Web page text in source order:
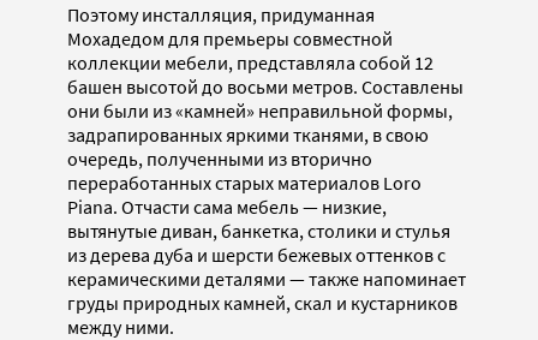
Поэтому инсталляция, придуманная
Мохадедом для премьеры совместной
коллекции мебели, представляла собой 12
башен высотой до восьми метров. Составлены
они были из «камней» неправильной формы,
задрапированных яркими тканями, в свою
очередь, полученными из вторично
переработанных старых материалов Loro
Piana. Отчасти сама мебель — низкие,
вытянутые диван, банкетка, столики и стулья
из дерева дуба и шерсти бежевых оттенков с
керамическими деталями — также напоминает
груды природных камней, скал и кустарников
между ними.